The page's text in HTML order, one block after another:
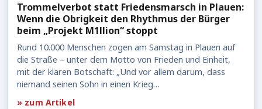
Trommelverbot statt Friedensmarsch in Plauen:
Wenn die Obrigkeit den Rhythmus der Bürger
beim „Projekt M1llion“ stoppt
Rund 10.000 Menschen zogen am Samstag in Plauen auf
die Straße – unter dem Motto von Frieden und Einheit,
mit der klaren Botschaft: „Und vor allem darum, dass
niemand seinen Sohn in einen Krieg…
» zum Artikel